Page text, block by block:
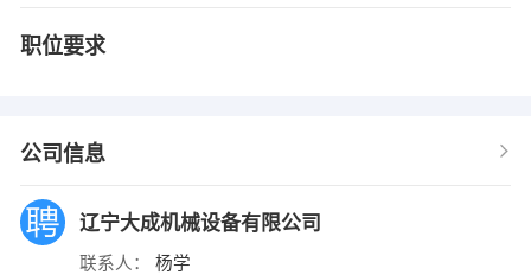
职位要求
公司信息
辽宁大成机械设备有限公司
联系人： 杨学